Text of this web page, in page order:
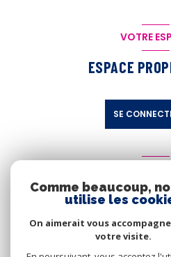
VOTRE
ESPACE
SE
NOUS
Comme beaucoup,
utilise les
On aimerait vous
votre visite.